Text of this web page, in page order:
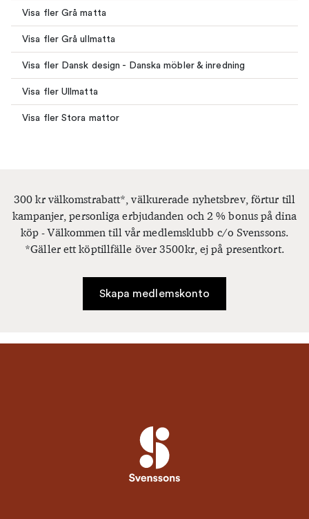
Visa fler Grå matta
Visa fler Grå ullmatta
Visa fler Dansk design - Danska möbler & inredning
Visa fler Ullmatta
Visa fler Stora mattor
300 kr välkomstrabatt*, välkurerade nyhetsbrev, förtur till
kampanjer, personliga erbjudanden och 2 % bonus på dina
köp - Välkommen till vår medlemsklubb c/o Svenssons.
*Gäller ett köptillfälle över 3500kr, ej på presentkort.
Skapa medlemskonto